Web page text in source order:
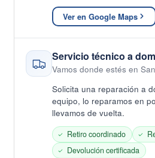
Ver en Google Maps
Servicio técnico a
Vamos donde estés en
Solicita una reparación a
equipo, lo reparamos en
llevamos de vuelta.
Retiro coordinado
Devolución certificada